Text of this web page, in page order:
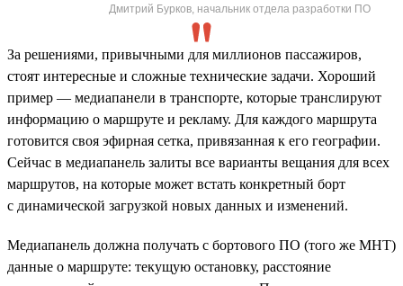
Дмитрий Бурков, начальник отдела разработки ПО
За решениями, привычными для миллионов пассажиров,
стоят интересные и сложные технические задачи. Хороший
пример — медиапанели в транспорте, которые транслируют
информацию о маршруте и рекламу. Для каждого маршрута
готовится своя эфирная сетка, привязанная к его географии.
Сейчас в медиапанель залиты все варианты вещания для всех
маршрутов, на которые может встать конкретный борт
с динамической загрузкой новых данных и изменений.
Медиапанель должна получать с бортового ПО (того же МНТ)
данные о маршруте: текущую остановку, расстояние